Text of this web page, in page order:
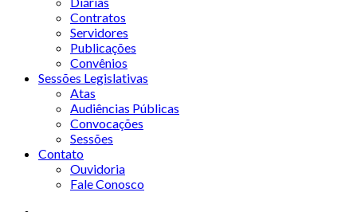
Contratos
Servidores
Publicações
Convênios
Sessões Legislativas
Atas
Audiências Públicas
Convocações
Sessões
Contato
Ouvidoria
Fale Conosco